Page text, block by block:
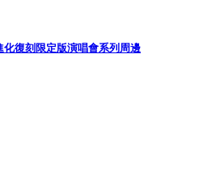
化復刻限定版演唱會系列周邊